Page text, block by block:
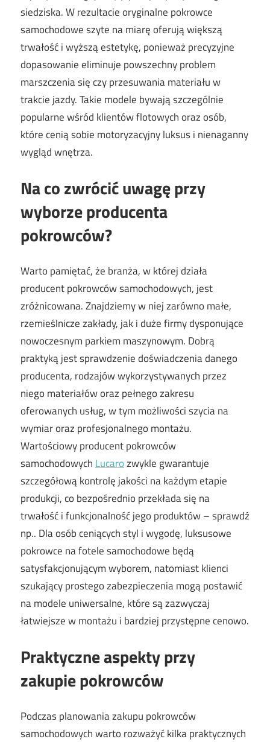
siedziska. W rezultacie oryginalne pokrowce
samochodowe szyte na miarę oferują większą
trwałość i wyższą estetykę, ponieważ precyzyjne
dopasowanie eliminuje powszechny problem
marszczenia się czy przesuwania materiału w
trakcie jazdy. Takie modele bywają szczególnie
popularne wśród klientów flotowych oraz osób,
które cenią sobie motoryzacyjny luksus i nienaganny
wygląd wnętrza.
Na co zwrócić uwagę przy
wyborze producenta
pokrowców?
Warto pamiętać, że branża, w której działa
producent pokrowców samochodowych, jest
zróżnicowana. Znajdziemy w niej zarówno małe,
rzemieślnicze zakłady, jak i duże firmy dysponujące
nowoczesnym parkiem maszynowym. Dobrą
praktyką jest sprawdzenie doświadczenia danego
producenta, rodzajów wykorzystywanych przez
niego materiałów oraz pełnego zakresu
oferowanych usług, w tym możliwości szycia na
wymiar oraz profesjonalnego montażu.
Wartościowy producent pokrowców
samochodowych Lucarozwykle gwarantuje
szczegółową kontrolę jakości na każdym etapie
produkcji, co bezpośrednio przekłada się na
trwałość i funkcjonalność jego produktów – sprawdź
np.. Dla osób ceniących styl i wygodę, luksusowe
pokrowce na fotele samochodowe będą
satysfakcjonującym wyborem, natomiast klienci
szukający prostego zabezpieczenia mogą postawić
na modele uniwersalne, które są zazwyczaj
łatwiejsze w montażu i bardziej przystępne cenowo.
Praktyczne aspekty przy
zakupie pokrowców
Podczas planowania zakupu pokrowców
samochodowych warto rozważyć kilka praktycznych